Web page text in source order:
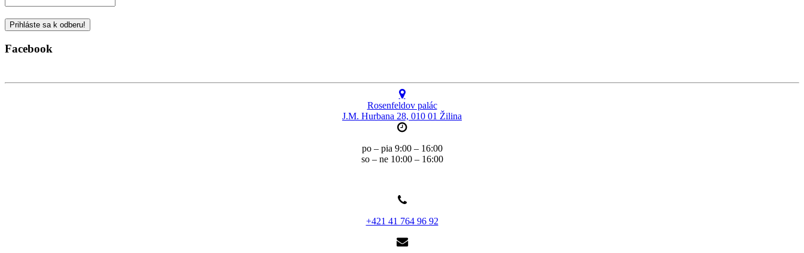
Facebook
Rosenfeldov palác
J.M. Hurbana 28, 010 01 Žilina
po – pia 9:00 – 16:00
so – ne 10:00 – 16:00
+421 41 764 96 92